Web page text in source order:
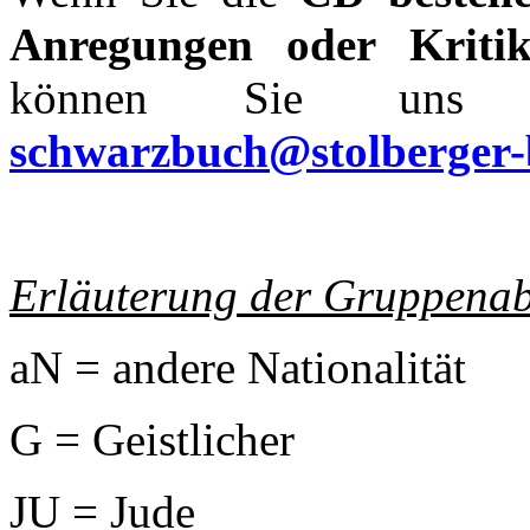
Anregungen oder
können Sie uns
Erläuterung der
aN = andere Nationalität
G = Geistlicher
JU = Jude